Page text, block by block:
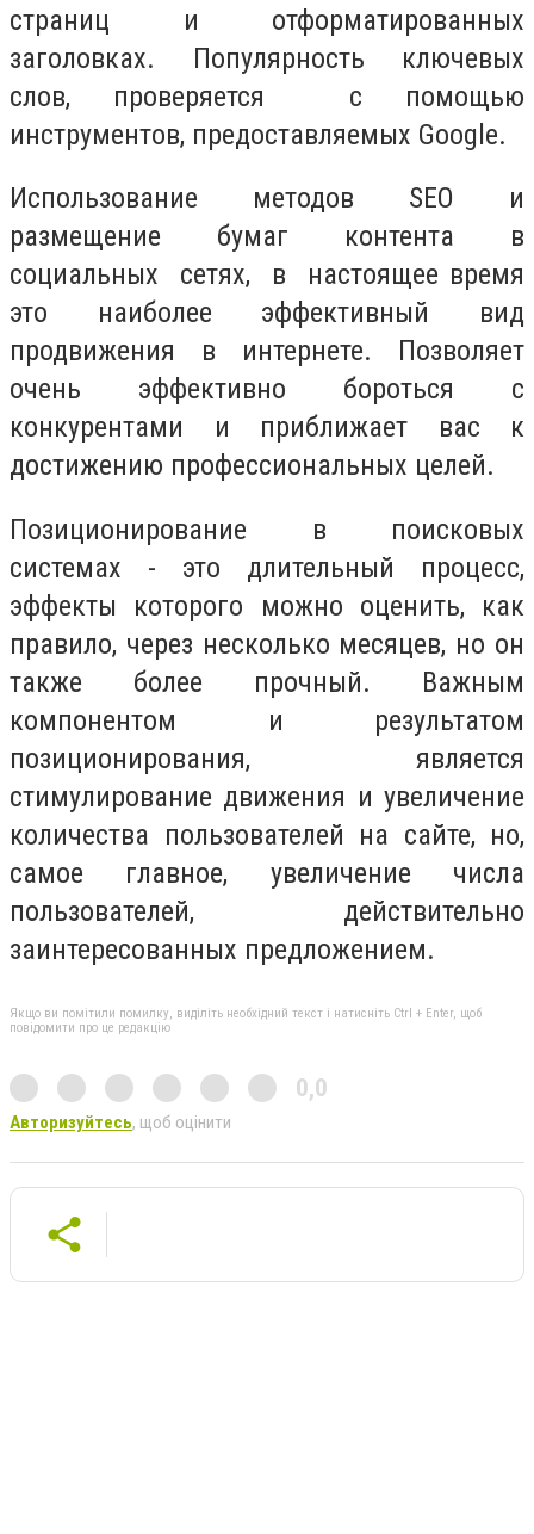
страниц и отформатированных
заголовках. Популярность ключевых
слов, проверяется с помощью
инструментов, предоставляемых Google.
Использование методов SEO и
размещение бумаг контента в
социальных сетях, в настоящее время
это наиболее эффективный вид
продвижения в интернете. Позволяет
очень эффективно бороться с
конкурентами и приближает вас к
достижению профессиональных целей.
Позиционирование в поисковых
системах - это длительный процесс,
эффекты которого можно оценить, как
правило, через несколько месяцев, но он
также более прочный. Важным
компонентом и результатом
позиционирования, является
стимулирование движения и увеличение
количества пользователей на сайте, но,
самое главное, увеличение числа
пользователей, действительно
заинтересованных предложением.
Якщо ви помітили помилку, виділіть необхідний текст і натисніть Ctrl + Enter, щоб
повідомити про це редакцію
0,0
Авторизуйтесь, щоб оцінити